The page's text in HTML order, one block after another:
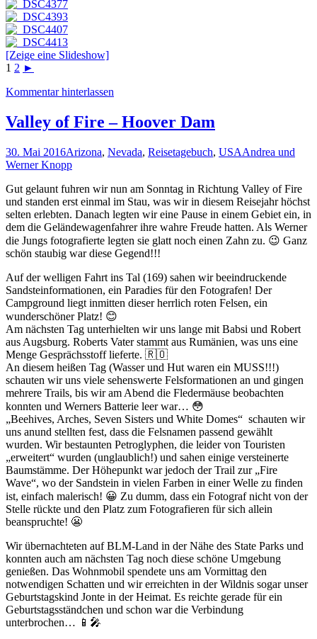
[Zeige eine Slideshow]
1 2 ►
Kommentar hinterlassen
Valley of Fire – Hoover Dam
30. Mai 2016Arizona, Nevada, Reisetagebuch, USAAndrea und
Werner Knopp
Gut gelaunt fuhren wir nun am Sonntag in Richtung Valley of Fire
und standen erst einmal im Stau, was wir in diesem Reisejahr höchst
selten erlebten. Danach legten wir eine Pause in einem Gebiet ein, in
dem die Geländewagenfahrer ihre wahre Freude hatten. Als Werner
die Jungs fotografierte legten sie glatt noch einen Zahn zu. 😉 Ganz
schön staubig war diese Gegend!!!
Auf der welligen Fahrt ins Tal (169) sahen wir beeindruckende
Sandsteinformationen, ein Paradies für den Fotografen! Der
Campground liegt inmitten dieser herrlich roten Felsen, ein
wunderschöner Platz! 😊
Am nächsten Tag unterhielten wir uns lange mit Babsi und Robert
aus Augsburg. Roberts Vater stammt aus Rumänien, was uns eine
Menge Gesprächsstoff lieferte. 🇷🇴
An diesem heißen Tag (Wasser und Hut waren ein MUSS!!!)
schauten wir uns viele sehenswerte Felsformationen an und gingen
mehrere Trails, bis wir am Abend die Fledermäuse beobachten
konnten und Werners Batterie leer war… 😳
„Beehives, Arches, Seven Sisters und White Domes“ schauten wir
uns anund stellten fest, dass die Felsnamen passend gewählt
wurden. Wir bestaunten Petroglyphen, die leider von Touristen
„erweitert“ wurden (unglaublich!) und sahen einige versteinerte
Baumstämme. Der Höhepunkt war jedoch der Trail zur „Fire
Wave“, wo der Sandstein in vielen Farben in einer Welle zu finden
ist, einfach malerisch! 😀 Zu dumm, dass ein Fotograf nicht von der
Stelle rückte und den Platz zum Fotografieren für sich allein
beanspruchte! 😬
Wir übernachteten auf BLM-Land in der Nähe des State Parks und
konnten auch am nächsten Tag noch diese schöne Umgebung
genießen. Das Wohnmobil spendete uns am Vormittag den
notwendigen Schatten und wir erreichten in der Wildnis sogar unser
Geburtstagskind Jonte in der Heimat. Es reichte gerade für ein
Geburtstagsständchen und schon war die Verbindung
unterbrochen… 📱🎤